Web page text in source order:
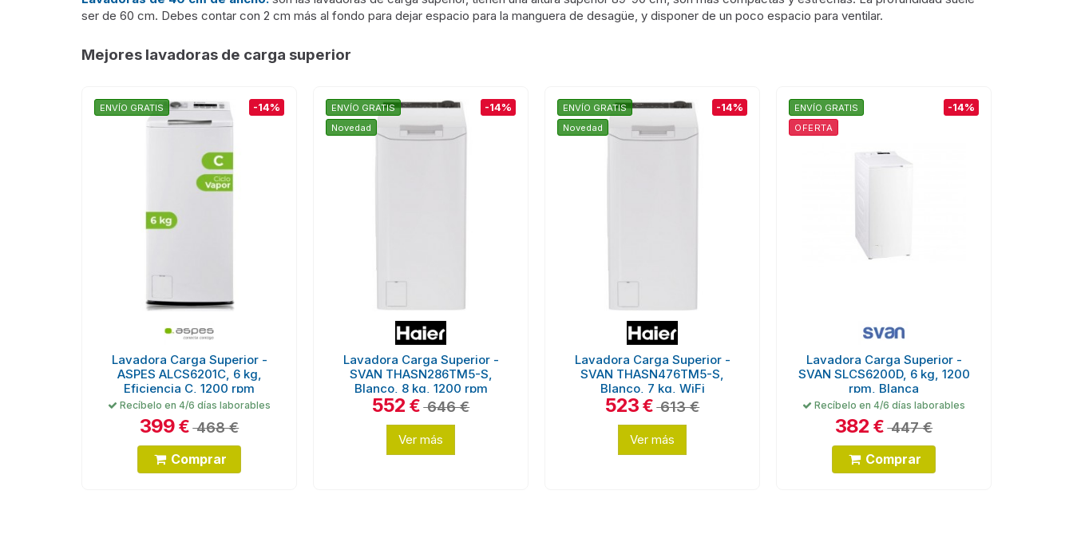
ser de 60 cm. Debes contar con 2 cm más al fondo para dejar espacio para la manguera de desagüe, y disponer de un poco espacio para ventilar.
Mejores lavadoras de carga superior
ENVÍO GRATIS -14%
Lavadora Carga Superior -
ASPES ALCS6201C, 6 kg,
Eficiencia C, 1200 rpm
Recíbelo en 4/6 días laborables
399 € 468 €
Comprar
ENVÍO GRATIS
Novedad
-14%
Lavadora Carga Superior -
SVAN THASN286TM5-S,
Blanco, 8 kg, 1200 rpm
552 € 646 €
Ver más
ENVÍO GRATIS
Novedad
-14%
Lavadora Carga Superior -
SVAN THASN476TM5-S,
Blanco, 7 kg, WiFi
523 € 613 €
Ver más
ENVÍO GRATIS
OFERTA
-14%
Lavadora Carga Superior -
SVAN SLCS6200D, 6 kg, 1200
rpm, Blanca
Recíbelo en 4/6 días laborables
382 € 447 €
Comprar